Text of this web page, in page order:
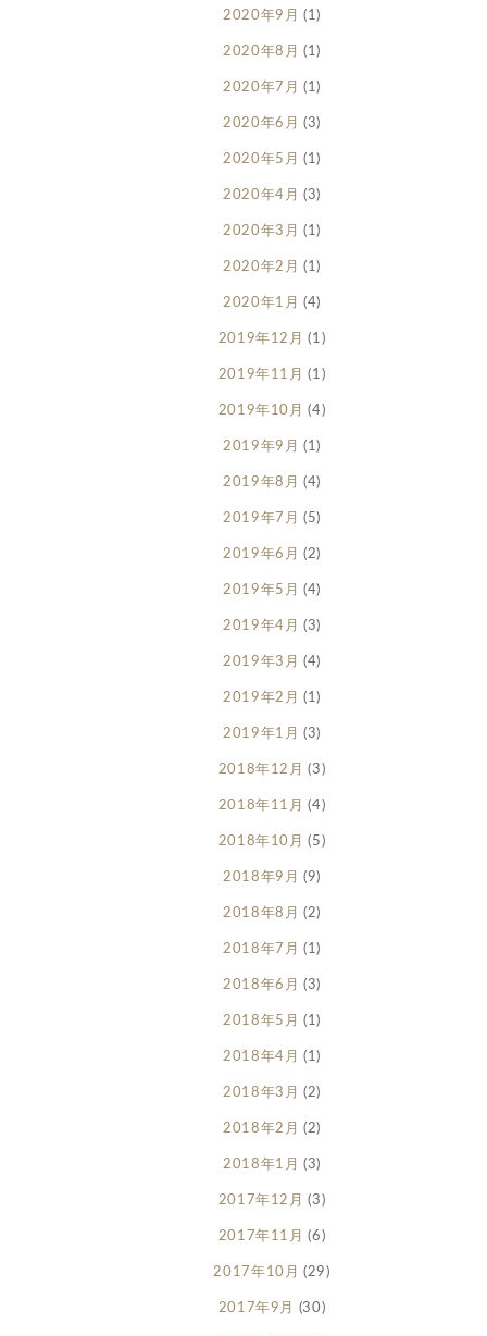
2020年9月 (1)
2020年8月 (1)
2020年7月 (1)
2020年6月 (3)
2020年5月 (1)
2020年4月 (3)
2020年3月 (1)
2020年2月 (1)
2020年1月 (4)
2019年12月 (1)
2019年11月 (1)
2019年10月 (4)
2019年9月 (1)
2019年8月 (4)
2019年7月 (5)
2019年6月 (2)
2019年5月 (4)
2019年4月 (3)
2019年3月 (4)
2019年2月 (1)
2019年1月 (3)
2018年12月 (3)
2018年11月 (4)
2018年10月 (5)
2018年9月 (9)
2018年8月 (2)
2018年7月 (1)
2018年6月 (3)
2018年5月 (1)
2018年4月 (1)
2018年3月 (2)
2018年2月 (2)
2018年1月 (3)
2017年12月 (3)
2017年11月 (6)
2017年10月 (29)
2017年9月 (30)